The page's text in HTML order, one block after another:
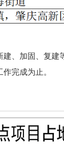
、加固、复
完成为止。